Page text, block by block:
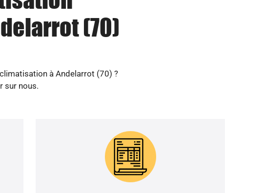
(70)
à Andelarrot (70) ?
sur nous.